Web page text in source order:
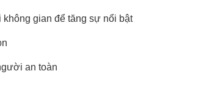
gian để tăng sự nổi bật
an toàn